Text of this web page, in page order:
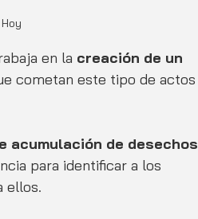
en la creación de un
cometan este tipo de actos
acumulación de desechos
para identificar a los
ellos.